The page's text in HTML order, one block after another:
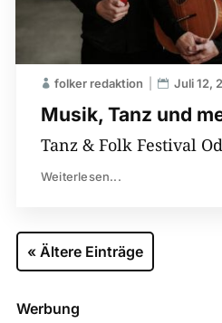
Musik, Tanz und
folker redaktion Juli 12,
Tanz & Folk Festival
Weiterlesen...
« Ältere Einträge
Werbung